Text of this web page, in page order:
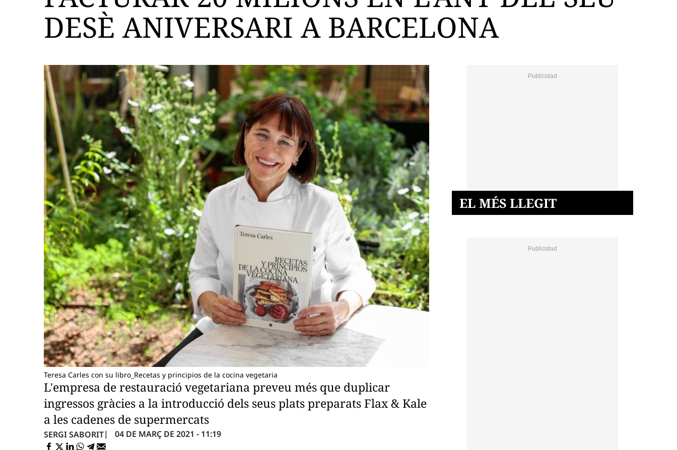
DESÈ ANIVERSARI A BARCELONA
Teresa Carles con su libro_Recetas y principios de la cocina vegetaria
L'empresa de restauració vegetariana preveu més que duplicar
ingressos gràcies a la introducció dels seus plats preparats Flax & Kale
a les cadenes de supermercats
SERGI SABORIT 04 DE MARÇ DE 2021 - 11:19
EL MÉS LLEGIT